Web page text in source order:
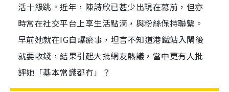
活十級跳。近年，陳詩欣已甚少出現在幕前，但亦
時常在社交平台上享生活點滴，與粉絲保持聯繫。
早前她就在IG自爆瘀事，坦言不知道港鐵站入閘後
就要收錢，結果引起大批網友熱議，當中更有人批
評她「基本常識都冇」？